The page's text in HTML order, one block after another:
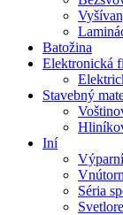
Batožina
Elektronická
Stavebný
Iní
Séria